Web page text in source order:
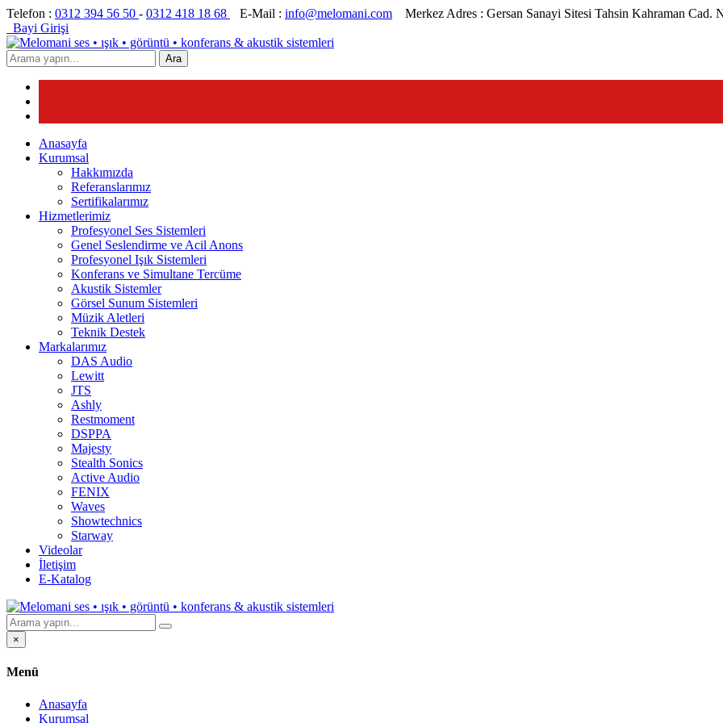
Telefon : 0312 394 56 50 - 0312 418 18 68 E-Mail : info@melomani.com Merkez Adres : Gersan Sanayi Sitesi Tahsin Kahraman Cad.
Bayi Girişi
Ara
Anasayfa
Kurumsal
Hakkımızda
Referanslarımız
Sertifikalarımız
Hizmetlerimiz
Profesyonel Ses Sistemleri
Genel Seslendirme ve Acil Anons
Profesyonel Işık Sistemleri
Konferans ve Simultane Tercüme
Akustik Sistemler
Görsel Sunum Sistemleri
Müzik Aletleri
Teknik Destek
Markalarımız
DAS Audio
Lewitt
JTS
Ashly
Restmoment
DSPPA
Majesty
Stealth Sonics
Active Audio
FENIX
Waves
Showtechnics
Starway
Videolar
İletişim
E-Katalog
×
Menü
Anasayfa
Kurumsal